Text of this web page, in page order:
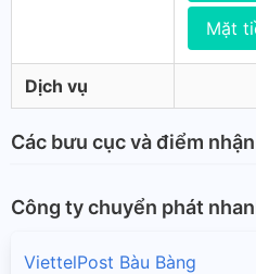
Mặt
Dịch vụ
Các bưu cục và điểm
Công ty chuyển phát
ViettelPost Bàu Bàng